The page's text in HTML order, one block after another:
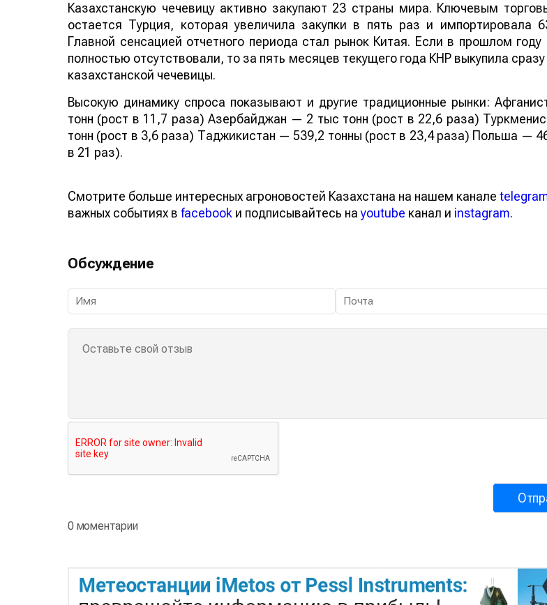
Казахстанскую чечевицу активно закупают 23 страны мира. Ключевым
остается Турция, которая увеличила закупки в пять раз и импортировала
Главной сенсацией отчетного периода стал рынок Китая. Если в прошлом году
полностью отсутствовали, то за пять месяцев текущего года КНР выкупила
казахстанской чечевицы.
Высокую динамику спроса показывают и другие традиционные рынки:
тонн (рост в 11,7 раза) Азербайджан — 2 тыс тонн (рост в 22,6 раза)
тонн (рост в 3,6 раза) Таджикистан — 539,2 тонны (рост в 23,4 раза) Польша —
в 21 раз).
Смотрите больше интересных агроновостей Казахстана на нашем канале
важных событиях в facebook и подписывайтесь наyoutube канал и instagram.
Обсуждение
0 моментарии